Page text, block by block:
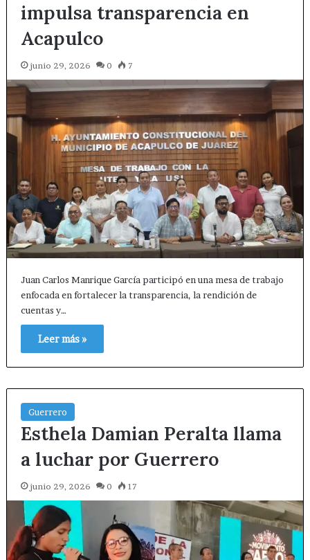
impulsa transparencia en
Acapulco
junio 29, 2026 0 7
Juan Carlos Manrique García participó en una mesa de trabajo
enfocada en fortalecer la transparencia, la rendición de
cuentas y…
Leer más »
Guerrero
Esthela Damian Peralta llama
a luchar por Guerrero
junio 29, 2026 0 17